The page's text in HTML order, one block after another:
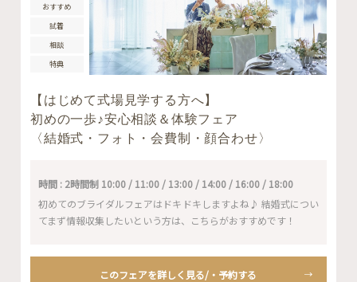
おすすめ
試着
相談
特典
【はじめて式場見学する方へ】
初めの一歩♪安心相談＆体験フェア
〈結婚式・フォト・会費制・顔合わせ〉
時間 : 2時間制 10:00 / 11:00 / 13:00 / 14:00 / 16:00 / 18:00
初めてのブライダルフェアはドキドキしますよね♪ 結婚式につい
てまず情報収集したいという方は、こちらがおすすめです！
このフェアを詳しく見る/・予約する